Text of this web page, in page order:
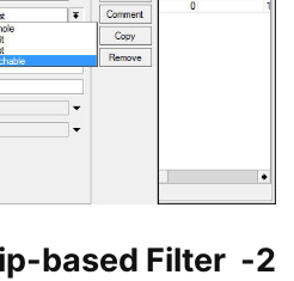
2- ip-based Filter